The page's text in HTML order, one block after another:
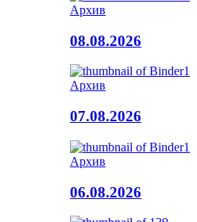
Архив
08.08.2026
Архив
07.08.2026
Архив
06.08.2026